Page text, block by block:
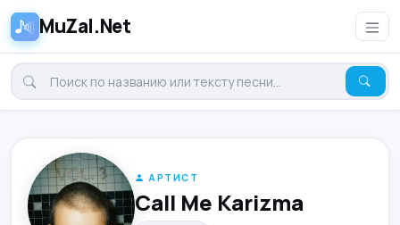
MuZal.Net
АРТИСТ
Call Me Karizma